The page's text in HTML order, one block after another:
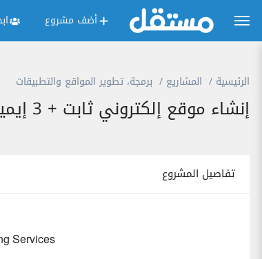
أضف مشروع
الرئيسية المشاريع برمجة، تطوير المواقع والتطبيقات
إنشاء موقع إلكتروني ثابت + 3 إيميلات رسمية لشركة OPTION 3 للخدمات التسويقية
تفاصيل المشروع
Services